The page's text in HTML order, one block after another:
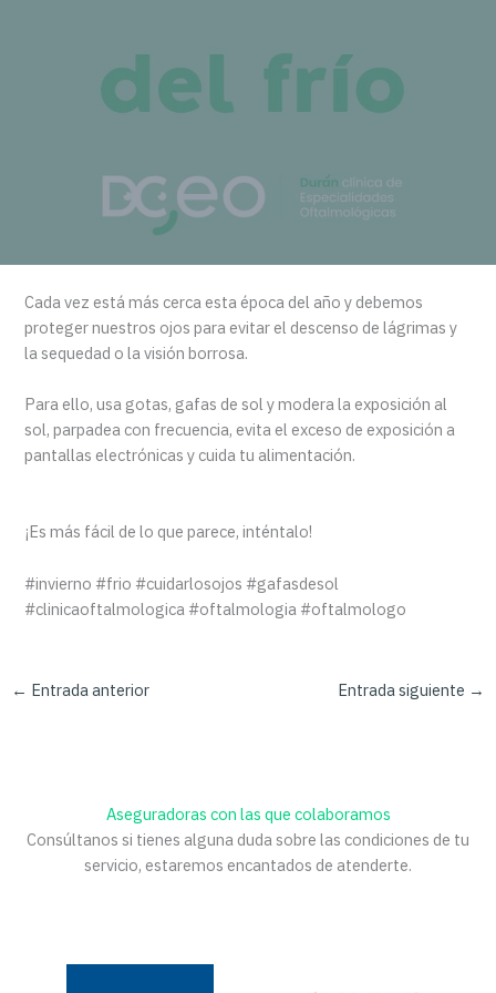
Cada vez está más cerca esta época del año y debemos
proteger nuestros ojos para evitar el descenso de lágrimas y
la sequedad o la visión borrosa.
Para ello, usa gotas, gafas de sol y modera la exposición al
sol, parpadea con frecuencia, evita el exceso de exposición a
pantallas electrónicas y cuida tu alimentación.
¡Es más fácil de lo que parece, inténtalo!
#invierno #frio #cuidarlosojos #gafasdesol
#clinicaoftalmologica #oftalmologia #oftalmologo
← Entrada anterior Entrada siguiente →
Aseguradoras con las que colaboramos
Consúltanos si tienes alguna duda sobre las condiciones de tu
servicio, estaremos encantados de atenderte.